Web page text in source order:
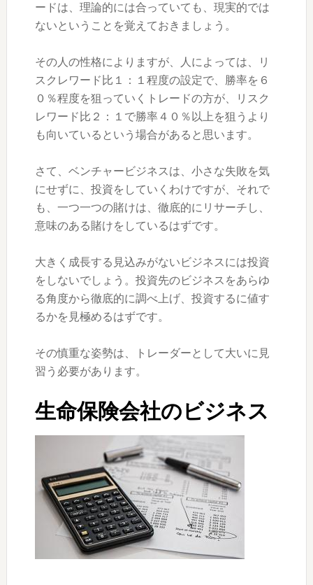
ードは、理論的には合っていても、現実的では
ないということを覚えておきましょう。
その人の性格によりますが、人によっては、リ
スクレワード比１：１程度の設定で、勝率を６
０％程度を狙っていくトレードの方が、リスク
レワード比２：１で勝率４０％以上を狙うより
も向いているという場合があると思います。
さて、ベンチャービジネスは、小さな失敗を気
にせずに、投資をしていくわけですが、それで
も、一つ一つの賭けは、徹底的にリサーチし、
意味のある賭けをしているはずです。
大きく成長する見込みがないビジネスには投資
をしないでしょう。投資先のビジネスをあらゆ
る角度から徹底的に調べ上げ、投資するに値す
るかを見極めるはずです。
その慎重な姿勢は、トレーダーとして大いに見
習う必要があります。
生命保険会社のビジネス